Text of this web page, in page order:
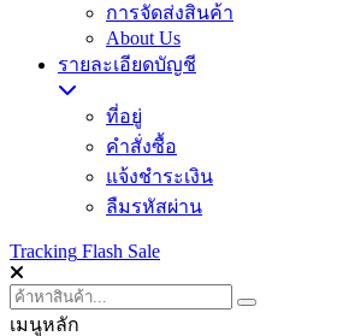
การจัดส่งสินค้า
About Us
รายละเอียดบัญชี
ที่อยู่
คำสั่งซื้อ
แจ้งชำระเงิน
ลืมรหัสผ่าน
Tracking Flash Sale
เมนูหลัก